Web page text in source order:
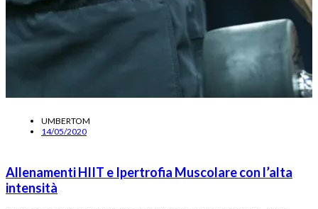
UMBERTOM
14/05/2020
Allenamenti HIIT e Ipertrofia Muscolare con l’alta
intensità